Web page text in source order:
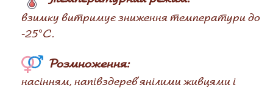
взимку витримує зниження температури до
-25°С.
Розмноження:
насінням, напівздерев'янілими живцями і